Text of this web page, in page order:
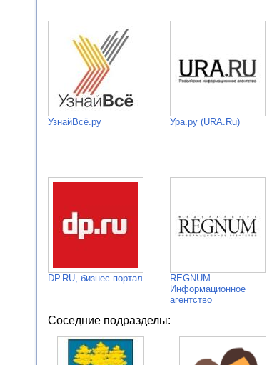
УзнайВсё.ру Ура.ру (URA.Ru)
DP.RU, бизнес портал
REGNUM.
Информационное
агентство
Соседние подразделы: